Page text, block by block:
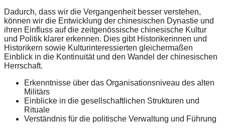
Dadurch, dass wir die Vergangenheit besser verstehen,
können wir die Entwicklung der chinesischen Dynastie und
ihren Einfluss auf die zeitgenössische chinesische Kultur
und Politik klarer erkennen. Dies gibt Historikerinnen und
Historikern sowie Kulturinteressierten gleichermaßen
Einblick in die Kontinuität und den Wandel der chinesischen
Herrschaft.
Erkenntnisse über das Organisationsniveau des alten
Militärs
Einblicke in die gesellschaftlichen Strukturen und
Rituale
Verständnis für die politische Verwaltung und Führung